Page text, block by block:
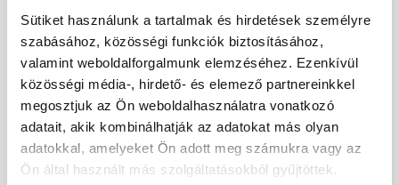
Sütiket használunk a tartalmak és hirdetések személyre
szabásához, közösségi funkciók biztosításához,
valamint weboldalforgalmunk elemzéséhez. Ezenkívül
közösségi média-, hirdető- és elemező partnereinkkel
megosztjuk az Ön weboldalhasználatra vonatkozó
adatait, akik kombinálhatják az adatokat más olyan
adatokkal, amelyeket Ön adott meg számukra vagy az
Ön által használt más szolgáltatásokból gyűjtöttek.
Cemix 4612 Agyag
Alapvakolat gépi 25 kg
Rendelésre
6 230 Ft/ db
Cemix 2021 MP 501 I
alapvakolat gépi 40 kg
Rendelésre
4 995 Ft/ zsák
125 Ft / kg